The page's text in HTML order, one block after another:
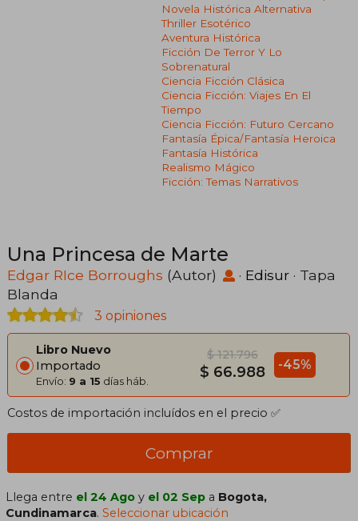
Novela Histórica Alternativa
Thriller Esotérico
Aventura Histórica
Ficción De Terror Y Lo
Sobrenatural
Ciencia Ficción Clásica
Ciencia Ficción: Viajes En El
Tiempo
Ciencia Ficción: Futuro Cercano
Fantasía Épica/fantasía Heroica
Fantasía Histórica
Realismo Mágico
Ficción: Temas Narrativos
Una Princesa de Marte
Edgar RIce Borroughs (Autor) · Edisur · Tapa
Blanda
3 opiniones
Libro Nuevo
Importado
Envío: 9 a 15 días háb.
$ 121.796
$ 66.988 -45%
Costos de importación incluídos en el precio ✅
Comprar
Llega entre el 24 Ago y el 02 Sep a Bogota,
Cundinamarca.Seleccionar ubicación